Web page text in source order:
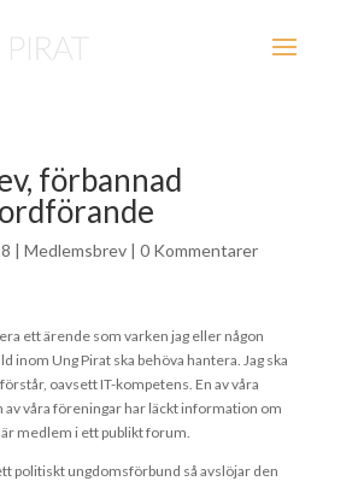
förbannad
| Medlemsbrev| 0 Kommentarer
ett ärende som varken jag eller någon
inom Ung Pirat ska behöva hantera. Jag ska
oavsett IT-kompetens. En av våra
våra föreningar har läckt information om
är medlem i ett publikt forum.
politiskt ungdomsförbund så avslöjar den